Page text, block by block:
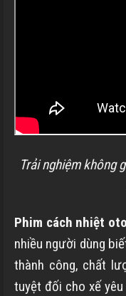
Trải nghiệm không
Phim cách nhiệt
nhiều người dùng
thành công, chất
tuyệt đối cho xế